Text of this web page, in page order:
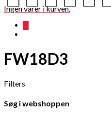
Ingen varer i kurven.
FW18D3
Filters
Søg i webshoppen